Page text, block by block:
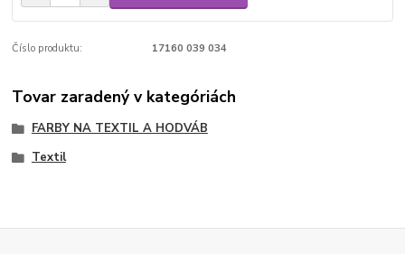
Číslo produktu: 17160 039 034
Tovar zaradený v kategóriách
FARBY NA TEXTIL A HODVÁB
Textil